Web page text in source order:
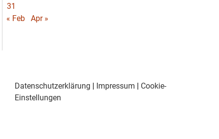
31
« Feb
Apr »
Datenschutzerklärung Impressum
Cookie-
Einstellungen